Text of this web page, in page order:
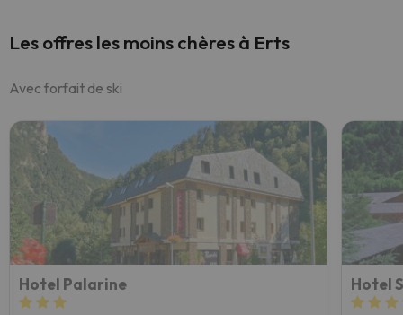
Les offres les moins chères à Erts
Avec forfait de ski
Hotel Palarine Hotel